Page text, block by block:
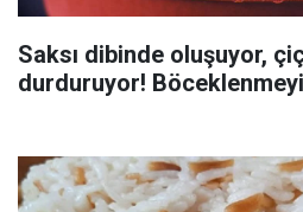
Saksı dibinde oluşuyor,
durduruyor!